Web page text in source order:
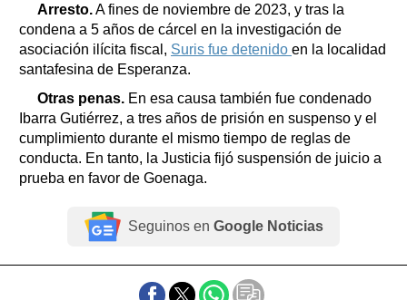
Arresto.A fines de noviembre de 2023, y tras la
condena a 5 años de cárcel en la investigación de
asociación ilícita fiscal, Suris fue detenido en la localidad
santafesina de Esperanza.
Otras penas. En esa causa también fue condenado
Ibarra Gutiérrez, a tres años de prisión en suspenso y el
cumplimiento durante el mismo tiempo de reglas de
conducta. En tanto, la Justicia fijó suspensión de juicio a
prueba en favor de Goenaga.
Seguinos en Google Noticias